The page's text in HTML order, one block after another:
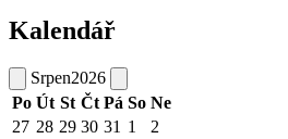
Kalendář
Srpen2026
Po Út St Čt Pá So Ne
27 28 29 30 31 1
2